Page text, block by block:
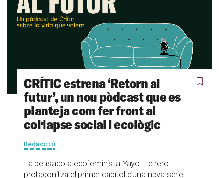
CRÍTIC estrena ‘Retorn al
futur’, un nou pòdcast que es
planteja com fer front al
col·lapse social i ecològic
Redacció
La pensadora ecofeminista Yayo Herrero
protagonitza el primer capítol d’una nova sèrie